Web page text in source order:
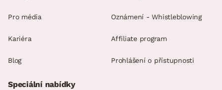
Pro média
Kariéra
Blog
Oznámení - Whistleblowing
Affiliate program
Prohlášení o přístupnosti
Speciální nabídky